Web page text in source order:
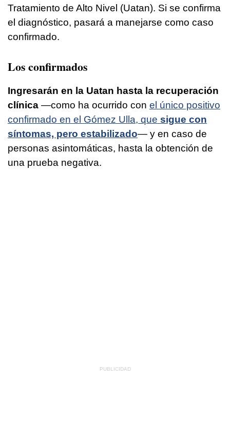
Tratamiento de Alto Nivel (Uatan). Si se confirma
el diagnóstico, pasará a manejarse como caso
confirmado.
Los confirmados
Ingresarán en la Uatan hasta la recuperación
clínica —como ha ocurrido con el único positivo
confirmado en el Gómez Ulla, que sigue con
síntomas, pero estabilizado— y en caso de
personas asintomáticas, hasta la obtención de
una prueba negativa.